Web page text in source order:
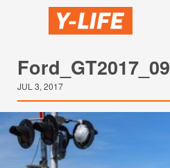
Ford_GT2017_09
JUL 3, 2017